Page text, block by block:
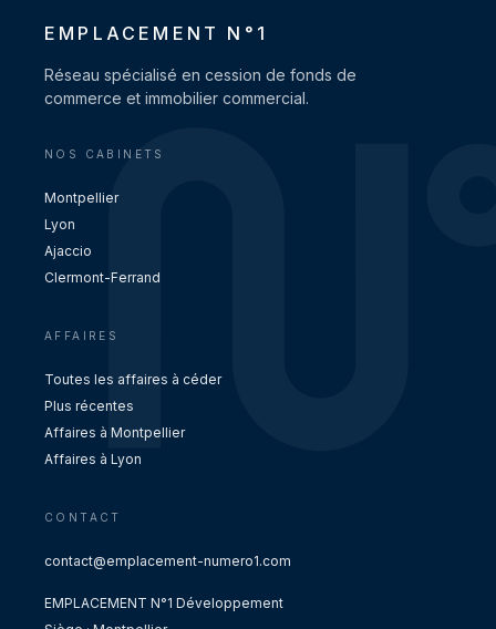
EMPLACEMENT N°1
Réseau spécialisé en cession de fonds de
commerce et immobilier commercial.
NOS CABINETS
Montpellier
Lyon
Ajaccio
Clermont-Ferrand
AFFAIRES
Toutes les affaires à céder
Plus récentes
Affaires à Montpellier
Affaires à Lyon
CONTACT
contact@emplacement-numero1.com
EMPLACEMENT N°1 Développement